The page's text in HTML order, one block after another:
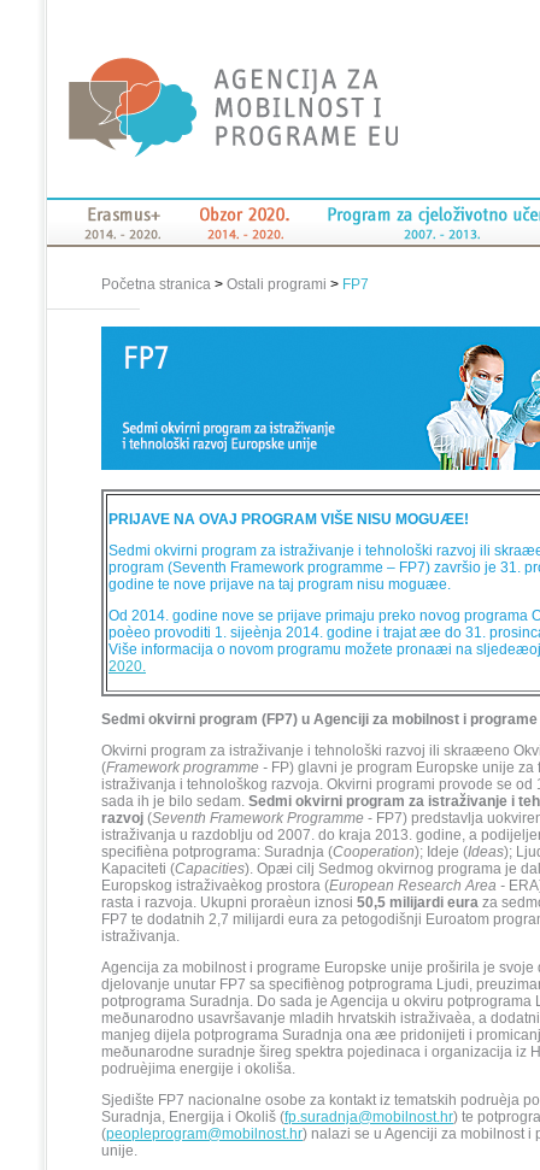
Početna stranica > Ostali programi > FP7
PRIJAVE NA OVAJ PROGRAM VIŠE NISU MOGUÆE!
Sedmi okvirni program za istraživanje i tehnološki razvoj ili
program (Seventh Framework programme – FP7) završio je 31.
godine te nove prijave na taj program nisu moguæe.
Od 2014. godine nove se prijave primaju preko novog programa
poèeo provoditi 1. sijeènja 2014. godine i trajat æe do 31.
Više informacija o novom programu možete pronaæi na
2020.
Sedmi okvirni program (FP7) u Agenciji za mobilnost i
Okvirni program za istraživanje i tehnološki razvoj ili skraæeno
(Framework programme - FP) glavni je program Europske unije za
istraživanja i tehnološkog razvoja. Okvirni programi provode se od
sada ih je bilo sedam. Sedmi okvirni program za istraživanje i
razvoj (Seventh Framework Programme - FP7) predstavlja
istraživanja u razdoblju od 2007. do kraja 2013. godine, a
specifièna potprograma: Suradnja (Cooperation); Ideje (Ideas);
Kapaciteti (Capacities). Opæi cilj Sedmog okvirnog programa je
Europskog istraživaèkog prostora (European Research Area -
rasta i razvoja. Ukupni proraèun iznosi 50,5 milijardi eura za
FP7 te dodatnih 2,7 milijardi eura za petogodišnji Euroatom
istraživanja.
Agencija za mobilnost i programe Europske unije proširila je svoje
djelovanje unutar FP7 sa specifiènog potprograma Ljudi,
potprograma Suradnja. Do sada je Agencija u okviru potprograma
meðunarodno usavršavanje mladih hrvatskih istraživaèa, a
manjeg dijela potprograma Suradnja ona æe pridonijeti i
meðunarodne suradnje šireg spektra pojedinaca i organizacija iz
podruèjima energije i okoliša.
Sjedište FP7 nacionalne osobe za kontakt iz tematskih podruèja
Suradnja, Energija i Okoliš (fp.suradnja@mobilnost.hr) te
(peopleprogram@mobilnost.hr) nalazi se u Agenciji za mobilnost i
unije.